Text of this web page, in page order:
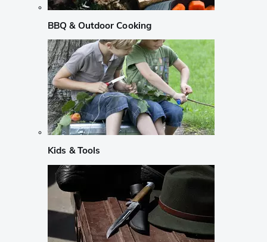
BBQ & Outdoor Cooking
Kids & Tools